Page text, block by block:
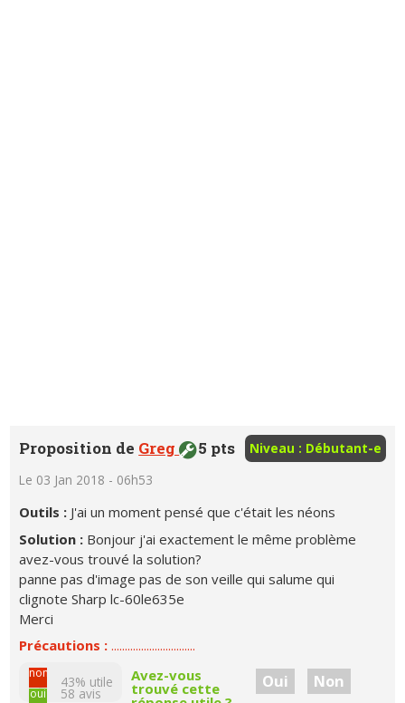
Niveau : Débutant-e
Proposition de Greg 5 pts
Le 03 Jan 2018 - 06h53
Outils : J'ai un moment pensé que c'était les néons
Solution : Bonjour j'ai exactement le même problème
avez-vous trouvé la solution?
panne pas d'image pas de son veille qui salume qui
clignote Sharp lc-60le635e
Merci
Précautions :...............................
non
oui
43% utile
58 avis
Avez-vous
trouvé cette Oui Non